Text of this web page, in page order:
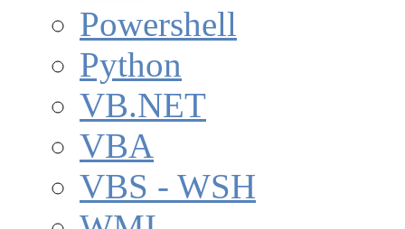
Powershell
Python
VB.NET
VBA
VBS - WSH